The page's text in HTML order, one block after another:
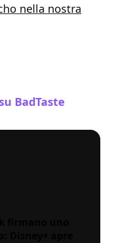
nella nostra
BadTaste
firmano uno
Disney+ apre